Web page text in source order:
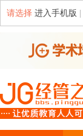
请选择 进入手机版